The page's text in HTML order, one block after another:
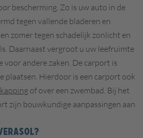
bescherming. Zo is uw auto in de
tegen vallende bladeren en
zomer tegen schadelijk zonlicht en
Daarnaast vergroot u uw leefruimte
voor andere zaken. De carport is
plaatsen. Hierdoor is een carport ook
of over een zwembad. Bij het
zijn bouwkundige aanpassingen aan